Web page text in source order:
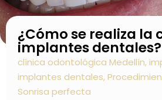
¿Cómo se realiza la
implantes dentales?
clínica odontológica Medellín,
implantes dentales,
Sonrisa perfecta